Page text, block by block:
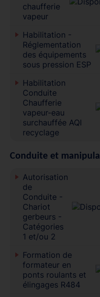
chaufferie
vapeur
Habilitation -
Réglementation
des équipements
sous pression ESP
Habilitation
Conduite
Chaufferie
vapeur-eau
surchauffée AQI
recyclage
Conduite et
Autorisation
de
Conduite -
Chariot
gerbeurs -
Catégories
1 et/ou 2
Formation de
formateur en
ponts roulants et
élingages R484